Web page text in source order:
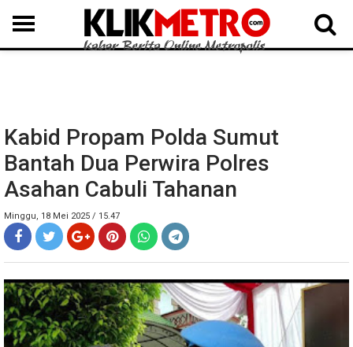
MEDAN LANGKAT DAIRI SAMOSIR TAPUT BATUBARA DELISERDANG
Kabid Propam Polda Sumut
Bantah Dua Perwira Polres
Asahan Cabuli Tahanan
Minggu, 18 Mei 2025 / 15.47